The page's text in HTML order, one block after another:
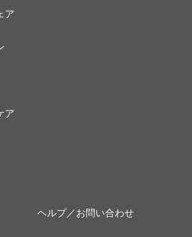
ア
ア
ヘルプ／お問い合わせ